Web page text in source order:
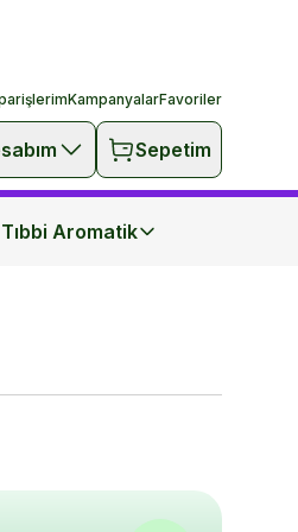
KampanyalarFavoriler
Sepetim
Tıbbi Aromatik